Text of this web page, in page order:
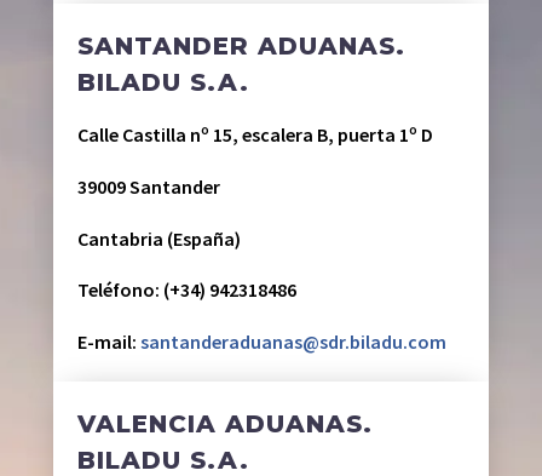
SANTANDER ADUANAS.
BILADU S.A.
Calle Castilla nº 15, escalera B, puerta 1º D
39009 Santander
Cantabria (España)
Teléfono: (+34) 942318486
E-mail:santanderaduanas@sdr.biladu.com
VALENCIA ADUANAS.
BILADU S.A.